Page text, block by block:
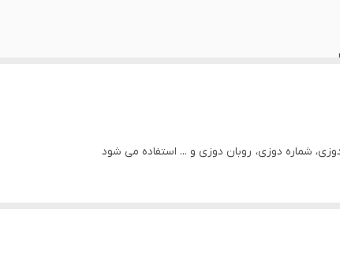
شماره دوزی، روبان دوزی و ... استفاده می شود